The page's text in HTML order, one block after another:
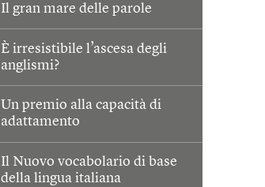
Il gran mare delle parole
È irresistibile l’ascesa degli
anglismi?
Un premio alla capacità di
adattamento
Il Nuovo vocabolario di base
della lingua italiana